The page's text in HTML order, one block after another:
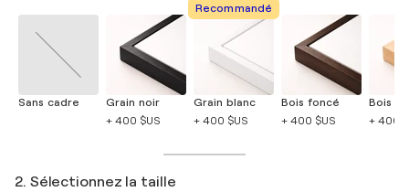
Sans cadre
Grain noir
+ 400 $US
Recommandé
Grain blanc
+ 400 $US
Bois foncé
+ 400 $US
Bois
+ 400
2. Sélectionnez la taille